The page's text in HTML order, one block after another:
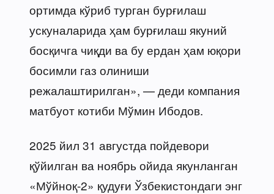
ортимда кўриб турган бурғилаш
ускуналарида ҳам бурғилаш якуний
босқичга чиқди ва бу ердан ҳам юқори
босимли газ олиниши
режалаштирилган», — деди компания
матбуот котиби Мўмин Ибодов.
2025 йил 31 августда пойдевори
қўйилган ва ноябрь ойида якунланган
«Мўйноқ-2» қудуғи Ўзбекистондаги энг